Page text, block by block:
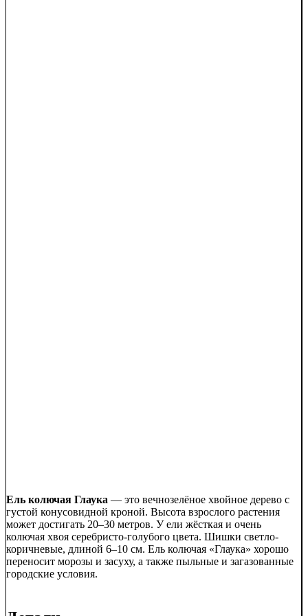
Ель колючая Глаука — это вечнозелёное хвойное дерево с
густой конусовидной кроной. Высота взрослого растения
может достигать 20–30 метров. У ели жёсткая и очень
колючая хвоя серебристо-голубого цвета. Шишки светло-
коричневые, длиной 6–10 см. Ель колючая «Глаука» хорошо
переносит морозы и засуху, а также пыльные и загазованные
городские условия.